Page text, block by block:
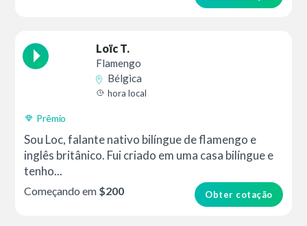
Loïc T.
Flamengo
Bélgica
hora local
Prêmio
Sou Loc, falante nativo bilíngue de flamengo e
inglês britânico. Fui criado em uma casa bilíngue e
tenho...
Obter cotação
Começando em $200